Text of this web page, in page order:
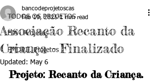
TODOS OS PROJETOS
FIA . Projetos
FMDPI . Projetos
Associação Recanto da
Criança - Finalizado
bancodeprojetoscas
Feb 19, 2025 1 min read
Updated: May 6
Projeto: Recanto da Criança.